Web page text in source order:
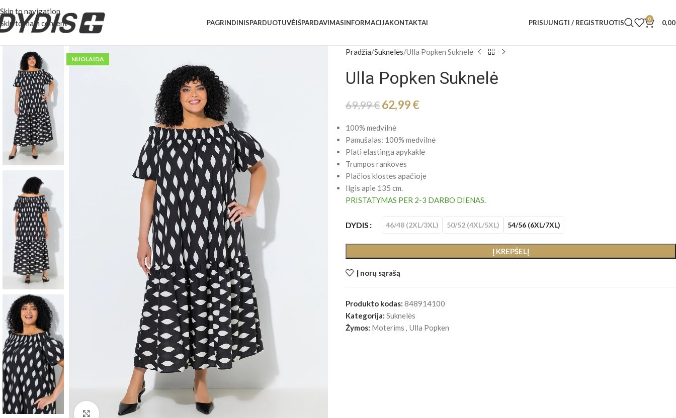
Skip to navigation
Skip to main content
PAGRINDINISPARDUOTUVĖIŠPARDAVIMASINFORMACIJAKONTAKTAI PRISIJUNGTI / REGISTRUOTIS 0
NUOLAIDA
Padidinti
Pradžia Suknelės Ulla Popken Suknelė
Ulla Popken Suknelė
69,99€ 62,99€
100% medvilnė
Pamušalas: 100% medvilnė
Plati elastinga apykaklė
Trumpos rankovės
Plačios klostės apačioje
Ilgis apie 135 cm.
PRISTATYMAS PER 2-3 DARBO DIENAS.
DYDIS 46/48 (2XL/3XL) 50/52 (4XL/5XL) 54/56 (6XL/7XL)
Į KREPŠELĮ
Į norų sąrašą
Produkto kodas: 848914100
Kategorija: Suknelės
Žymos: Moterims , Ulla Popken